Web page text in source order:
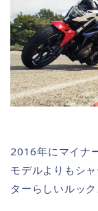
2016年にマイナ
モデルよりもシ
ターらしいルッ